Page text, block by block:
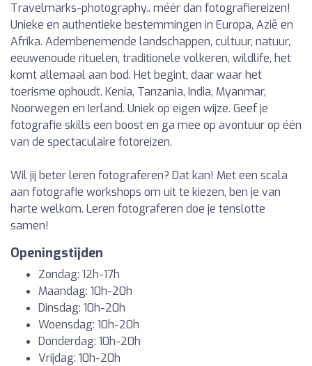
Travelmarks-photography.. méér dan fotografiereizen!
Unieke en authentieke bestemmingen in Europa, Azië en
Afrika. Adembenemende landschappen, cultuur, natuur,
eeuwenoude rituelen, traditionele volkeren, wildlife, het
komt allemaal aan bod. Het begint, daar waar het
toerisme ophoudt. Kenia, Tanzania, India, Myanmar,
Noorwegen en Ierland. Uniek op eigen wijze. Geef je
fotografie skills een boost en ga mee op avontuur op één
van de spectaculaire fotoreizen.
Wil jij beter leren fotograferen? Dat kan! Met een scala
aan fotografie workshops om uit te kiezen, ben je van
harte welkom. Leren fotograferen doe je tenslotte
samen!
Openingstijden
Zondag: 12h-17h
Maandag: 10h-20h
Dinsdag: 10h-20h
Woensdag: 10h-20h
Donderdag: 10h-20h
Vrijdag: 10h-20h